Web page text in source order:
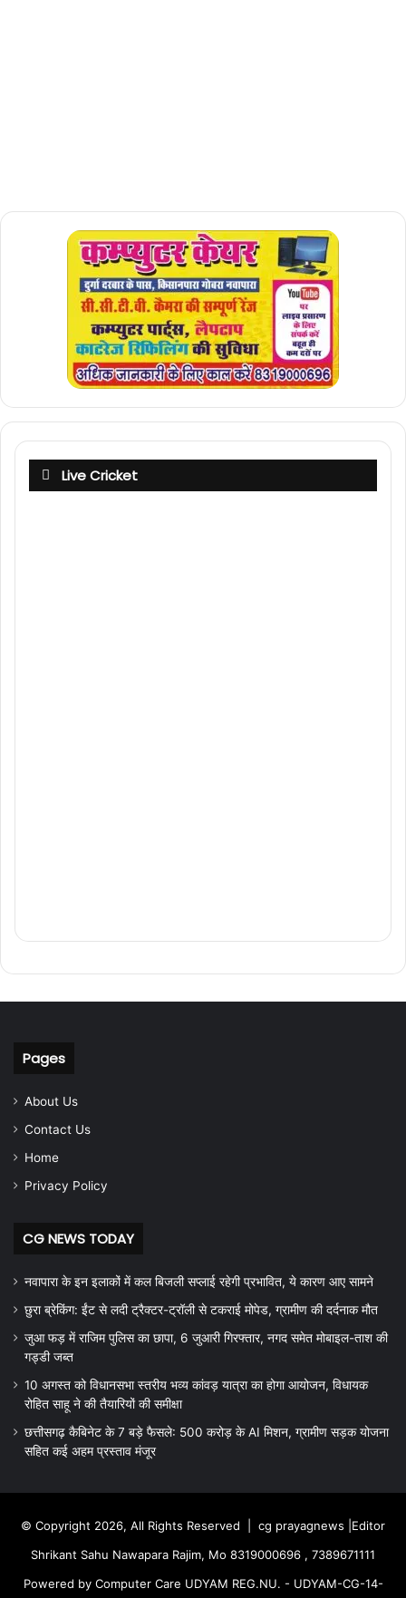
Live Cricket
Pages
About Us
Contact Us
Home
Privacy Policy
CG NEWS TODAY
नवापारा के इन इलाकों में कल बिजली सप्लाई रहेगी प्रभावित, ये कारण आए सामने
छुरा ब्रेकिंग: ईंट से लदी ट्रैक्टर-ट्रॉली से टकराई मोपेड, ग्रामीण की दर्दनाक मौत
जुआ फड़ में राजिम पुलिस का छापा, 6 जुआरी गिरफ्तार, नगद समेत मोबाइल-ताश की
गड्डी जब्त
10 अगस्त को विधानसभा स्तरीय भव्य कांवड़ यात्रा का होगा आयोजन, विधायक
रोहित साहू ने की तैयारियों की समीक्षा
छत्तीसगढ़ कैबिनेट के 7 बड़े फैसले: 500 करोड़ के AI मिशन, ग्रामीण सड़क योजना
सहित कई अहम प्रस्ताव मंजूर
© Copyright 2026, All Rights Reserved | cg prayagnews |Editor
Shrikant Sahu Nawapara Rajim, Mo 8319000696 , 7389671111
Powered by Computer Care UDYAM REG.NU. - UDYAM-CG-14-